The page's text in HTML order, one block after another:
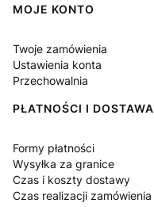
MOJE KONTO
Twoje zamówienia
Ustawienia konta
Przechowalnia
PŁATNOŚCI I DOSTAWA
Formy płatności
Wysyłka za granice
Czas i koszty dostawy
Czas realizacji zamówienia